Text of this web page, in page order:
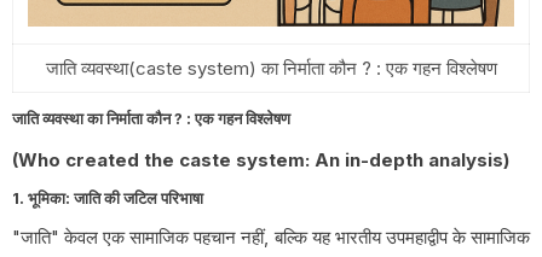
जाति व्यवस्था(caste system) का निर्माता कौन ? : एक गहन विश्लेषण
जाति व्यवस्था का निर्माता कौन ? : एक गहन विश्लेषण
(Who created the caste system: An in-depth analysis)
1. भूमिका: जाति की जटिल परिभाषा
"जाति" केवल एक सामाजिक पहचान नहीं, बल्कि यह भारतीय उपमहाद्वीप के सामाजिक